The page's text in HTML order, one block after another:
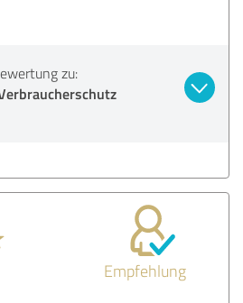
zu:
Empfehlung